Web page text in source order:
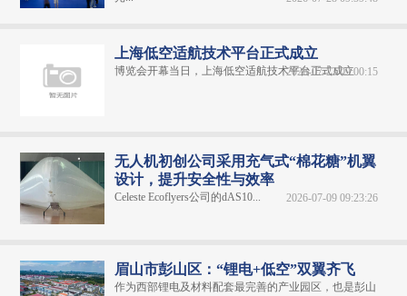
上海低空适航技术平台正式成立
博览会开幕当日，上海低空适航技术平台正式成立
2026-07-23 09:00:15
无人机初创公司采用充气式“棉花糖”机翼
设计，提升安全性与效率
Celeste Ecoflyers公司的dAS10... 2026-07-09 09:23:26
眉山市彭山区：“锂电+低空”双翼齐飞
作为西部锂电及材料配套最完善的产业园区，也是彭山